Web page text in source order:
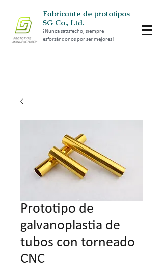
Fabricante de prototipos
SG Co., Ltd.
¡Nunca satisfecho, siempre
esforzándonos por ser mejores!
Prototipo de
galvanoplastia de
tubos con torneado
CNC